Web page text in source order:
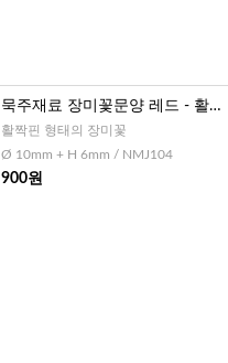
묵주재료 장미꽃문양 레드 - 활
짝핀 형, 10mm
활짝핀 형태의 장미꽃
Ø 10mm + H 6mm / NMJ104
900원